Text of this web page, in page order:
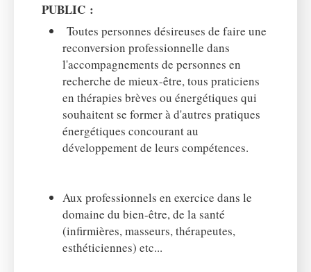
PUBLIC :
Toutes personnes désireuses de faire une
reconversion professionnelle dans
l'accompagnements de personnes en
recherche de mieux-être, tous praticiens
en thérapies brèves ou énergétiques qui
souhaitent se former à d'autres pratiques
énergétiques concourant au
développement de leurs compétences.
Aux professionnels en exercice dans le
domaine du bien-être, de la santé
(infirmières, masseurs, thérapeutes,
esthéticiennes) etc...